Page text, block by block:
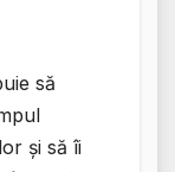
să
și să îi